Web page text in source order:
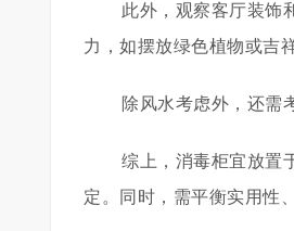
此外，观察客厅装饰
力，如摆放绿色植物或吉
除风水考虑外，还需
综上，消毒柜宜放置
定。同时，需平衡实用性